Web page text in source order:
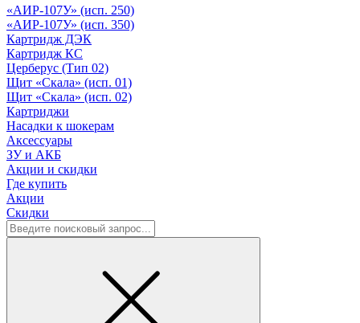
«АИР-107У» (исп. 250)
«АИР-107У» (исп. 350)
Картридж ДЭК
Картридж КС
Церберус (Тип 02)
Щит «Скала» (исп. 01)
Щит «Скала» (исп. 02)
Картриджи
Насадки к шокерам
Аксессуары
ЗУ и АКБ
Акции и скидки
Где купить
Акции
Скидки